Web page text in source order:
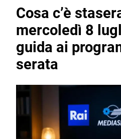
Cosa c’è
mercoledì 8
guida ai
serata